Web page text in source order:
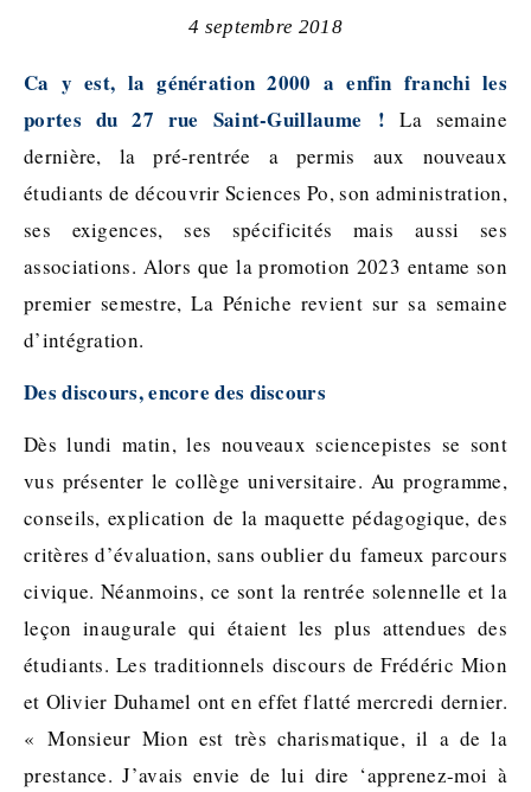
4 septembre 2018
Ca y est, la génération 2000 a enfin franchi les
portes du 27 rue Saint-Guillaume ! La semaine
dernière, la pré-rentrée a permis aux nouveaux
étudiants de découvrir Sciences Po, son administration,
ses exigences, ses spécificités mais aussi ses
associations. Alors que la promotion 2023 entame son
premier semestre, La Péniche revient sur sa semaine
d’intégration.
Des discours, encore des discours
Dès lundi matin, les nouveaux sciencepistes se sont
vus présenter le collège universitaire. Au programme,
conseils, explication de la maquette pédagogique, des
critères d’évaluation, sans oublier du fameux parcours
civique. Néanmoins, ce sont la rentrée solennelle et la
leçon inaugurale qui étaient les plus attendues des
étudiants. Les traditionnels discours de Frédéric Mion
et Olivier Duhamel ont en effet flatté mercredi dernier.
« Monsieur Mion est très charismatique, il a de la
prestance. J’avais envie de lui dire ‘apprenez-moi à